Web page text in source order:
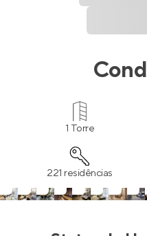
1 Torre
221 residências